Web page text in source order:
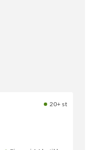
20+ st